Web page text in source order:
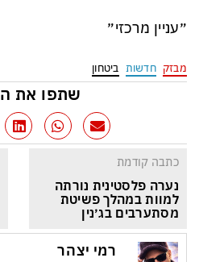
״עניין מרכזי״
מבזק חדשות ביטחון
שתפו את
כתבה קודמת
נערה פלסטינית נורתה
למוות במהלך פשיטת
מסתערבים בג׳נין
רמי יצהר